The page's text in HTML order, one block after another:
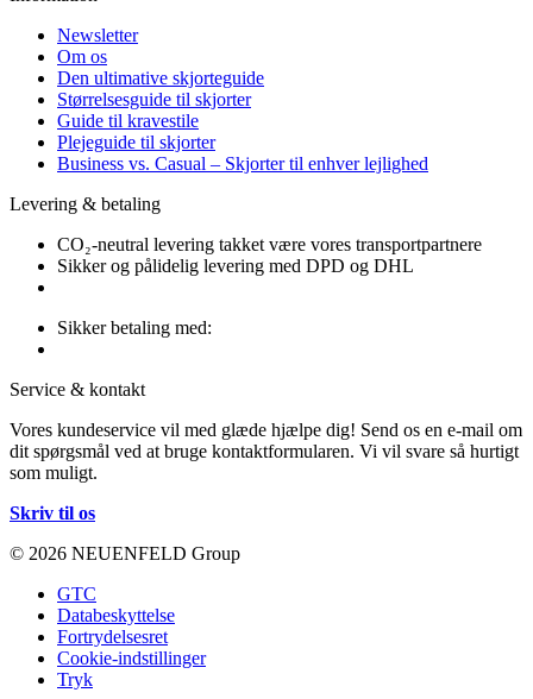
Newsletter
Om os
Den ultimative skjorteguide
Størrelsesguide til skjorter
Guide til kravestile
Plejeguide til skjorter
Business vs. Casual – Skjorter til enhver lejlighed
Levering & betaling
CO₂-neutral levering takket være vores transportpartnere
Sikker og pålidelig levering med DPD og DHL
Sikker betaling med:
Service & kontakt
Vores kundeservice vil med glæde hjælpe dig! Send os en e-mail om
dit spørgsmål ved at bruge kontaktformularen. Vi vil svare så hurtigt
som muligt.
Skriv til os
© 2026 NEUENFELD Group
GTC
Databeskyttelse
Fortrydelsesret
Cookie-indstillinger
Tryk